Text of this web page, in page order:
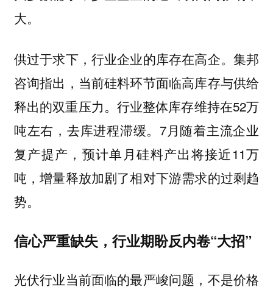
大。
供过于求下，行业企业的库存在高企。集邦
咨询指出，当前硅料环节面临高库存与供给
释出的双重压力。行业整体库存维持在52万
吨左右，去库进程滞缓。7月随着主流企业
复产提产，预计单月硅料产出将接近11万
吨，增量释放加剧了相对下游需求的过剩趋
势。
信心严重缺失，行业期盼反内卷“大招”
光伏行业当前面临的最严峻问题，不是价格